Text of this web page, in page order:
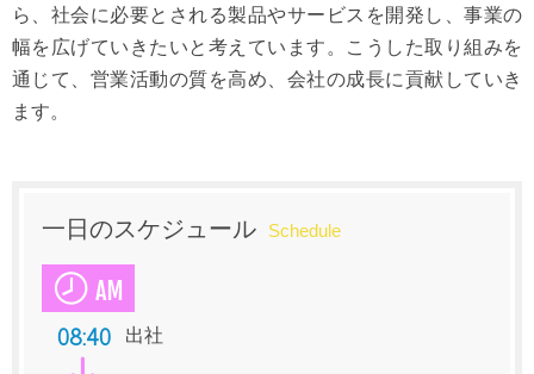
ら、社会に必要とされる製品やサービスを開発し、事業の
幅を広げていきたいと考えています。こうした取り組みを
通じて、営業活動の質を高め、会社の成長に貢献していき
ます。
一日のスケジュール Schedule
08:40 出社